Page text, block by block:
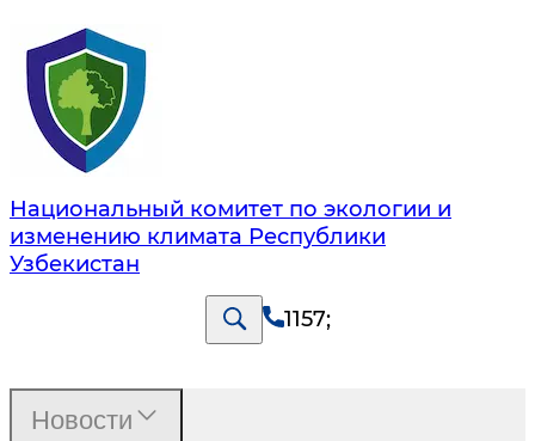
Национальный комитет по экологии и
изменению климата Республики
Узбекистан
1157;
Новости